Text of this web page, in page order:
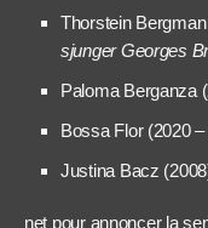
Thorstein
sjunger Georges
Paloma Berganza
Bossa Flor (2020
Justina Bacz
net pour annoncer la